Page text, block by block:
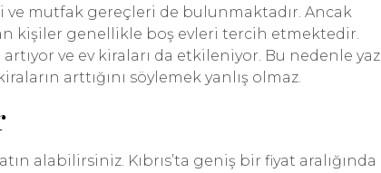
ve mutfak gereçleri de bulunmaktadır. Ancak
kişiler genellikle boş evleri tercih etmektedir.
artıyor ve ev kiraları da etkileniyor. Bu nedenle yaz
arttığını söylemek yanlış olmaz.
alabilirsiniz. Kıbrıs’ta geniş bir fiyat aralığında